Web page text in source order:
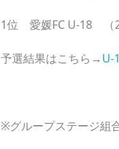
1位 愛媛FC U-18 （
予選結果はこちら→U-
※グループステージ組